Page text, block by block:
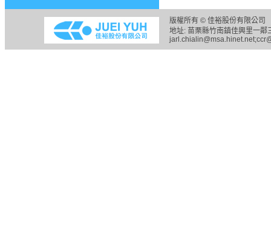
版權所有 © 佳裕股份有限公
地址: 苗栗縣竹南鎮佳興里一